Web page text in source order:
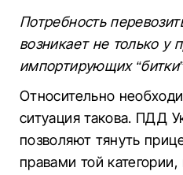
Потребность
возникает не только у
импортирующих
Относительно
ситуация такова. ПДД
позволяют тянуть
правами той